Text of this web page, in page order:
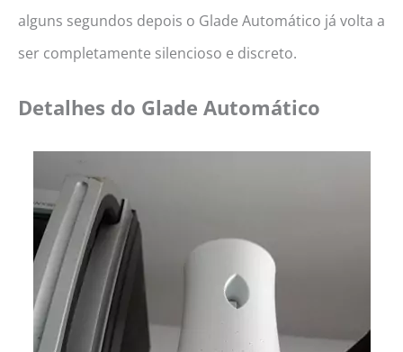
alguns segundos depois o Glade Automático já volta a
ser completamente silencioso e discreto.
Detalhes do Glade Automático